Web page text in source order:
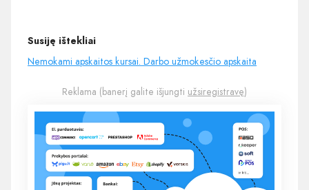
Susiję ištekliai
Nemokami apskaitos kursai . Darbo užmokesčio apskaita
Reklama (banerį galite išjungti užsiregistravę)